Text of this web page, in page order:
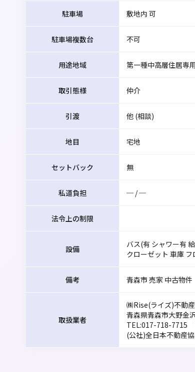
駐車場 敷地内 可
駐車場複数台 不可
用途地域 第一種中高層住居専
取引態様 仲介
引渡 他 (相談)
地目 宅地
セットバック 無
私道負担 ─ / ─
法令上の制限
設備
バス(有 シャワー有
クローゼット 車庫
備考 青森市 売家 中古物件
取扱業者
㈱Rise(ライズ)不動
青森県青森市大野金
TEL:017-718-7715
(公社)全日本不動産